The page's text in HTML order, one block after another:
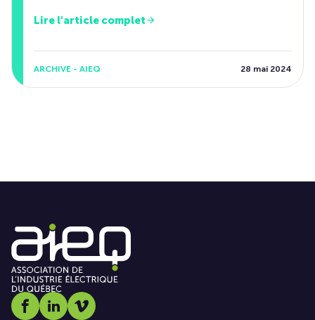
Lire l'article complet
ARCHIVE - AIEQ 28 mai 2024
Social media link icon-facebook
Social media link icon-linkedin
Social media link icon-vimeo